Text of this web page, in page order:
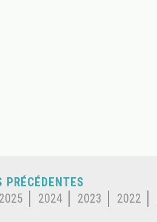
PRÉCÉDENTES
2025 2024 2023 2022